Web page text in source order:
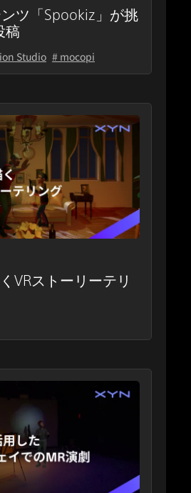
ツ「Spookiz」が挑
稿
Studio # mocopi
VRストーリーテリ